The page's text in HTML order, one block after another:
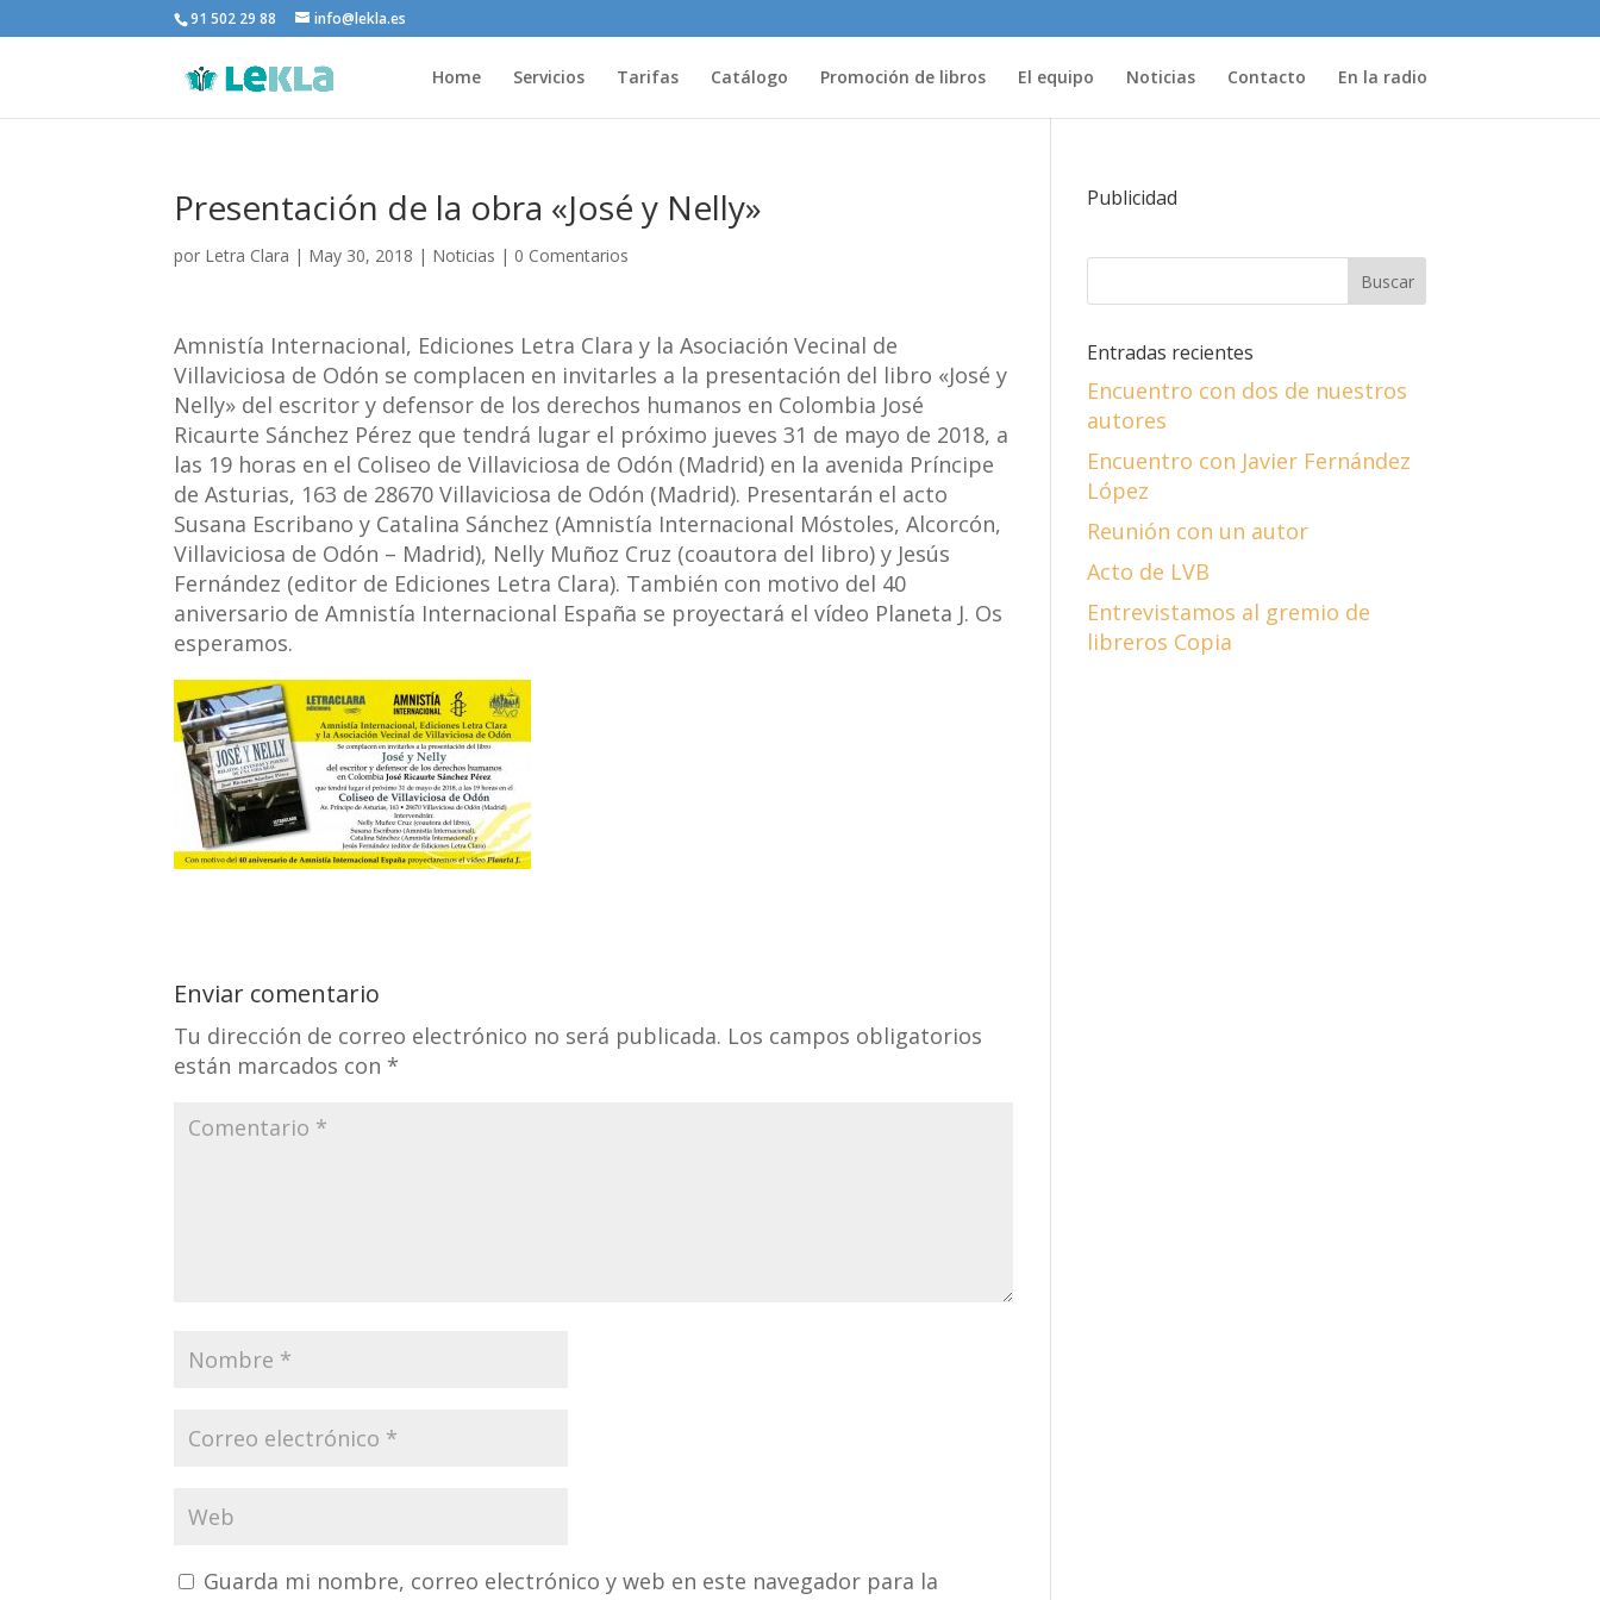
91 502 29 88 info@lekla.es
Home Servicios Tarifas Catálogo Promoción de libros El equipo Noticias Contacto En la radio
Presentación de la obra «José y Nelly»
por Letra Clara | May 30, 2018 | Noticias | 0 Comentarios
Amnistía Internacional, Ediciones Letra Clara y la Asociación Vecinal de
Villaviciosa de Odón se complacen en invitarles a la presentación del libro «José y
Nelly» del escritor y defensor de los derechos humanos en Colombia José
Ricaurte Sánchez Pérez que tendrá lugar el próximo jueves 31 de mayo de 2018, a
las 19 horas en el Coliseo de Villaviciosa de Odón (Madrid) en la avenida Príncipe
de Asturias, 163 de 28670 Villaviciosa de Odón (Madrid). Presentarán el acto
Susana Escribano y Catalina Sánchez (Amnistía Internacional Móstoles, Alcorcón,
Villaviciosa de Odón – Madrid), Nelly Muñoz Cruz (coautora del libro) y Jesús
Fernández (editor de Ediciones Letra Clara). También con motivo del 40
aniversario de Amnistía Internacional España se proyectará el vídeo Planeta J. Os
esperamos.
Enviar comentario
Tu dirección de correo electrónico no será publicada. Los campos obligatorios
están marcados con *
Guarda mi nombre, correo electrónico y web en este navegador para la
Publicidad
Entradas recientes
Encuentro con dos de nuestros
autores
Encuentro con Javier Fernández
López
Reunión con un autor
Acto de LVB
Entrevistamos al gremio de
libreros Copia